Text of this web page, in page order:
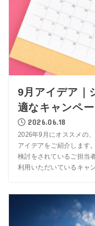
9月アイデア｜
適なキャンペー
2026.06.18
2026年9月にオススメの
アイデアをご紹介します
検討をされているご担当
利用いただいているキャ